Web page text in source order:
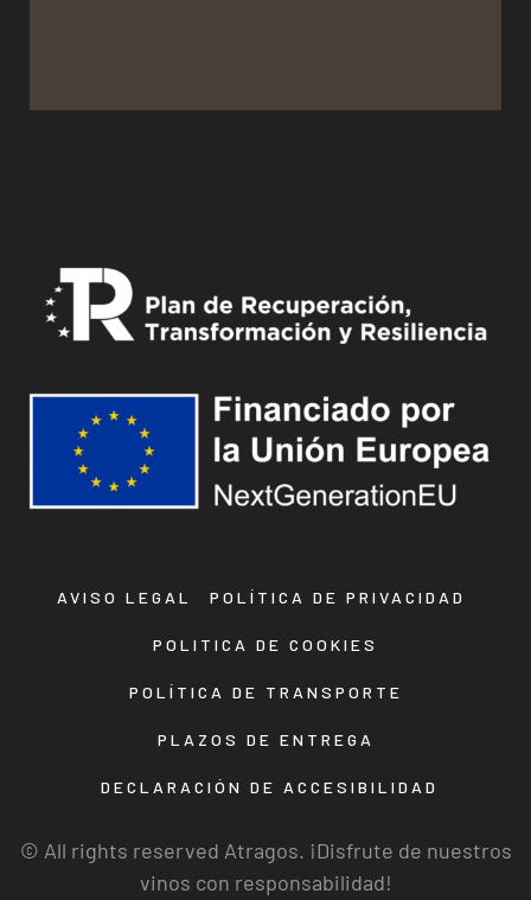
AVISO LEGAL POLÍTICA DE PRIVACIDAD
POLITICA DE COOKIES
POLÍTICA DE TRANSPORTE
PLAZOS DE ENTREGA
DECLARACIÓN DE ACCESIBILIDAD
© All rights reserved Atragos. ¡Disfrute de nuestros
vinos con responsabilidad!